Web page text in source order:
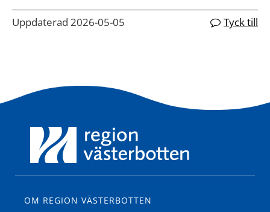
Uppdaterad 2026-05-05 Tyck till
OM REGION VÄSTERBOTTEN